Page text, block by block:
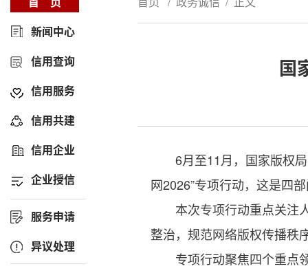
国
6月至11月，国家版权
网2026”专项行动，这是四
本次专项行动重点关注人
整治，规范网络版权传播秩
专项行动聚焦四个重点
新闻中心
信用查询
信用服务
信用共建
信用企业
企业授信
服务申请
异议处理